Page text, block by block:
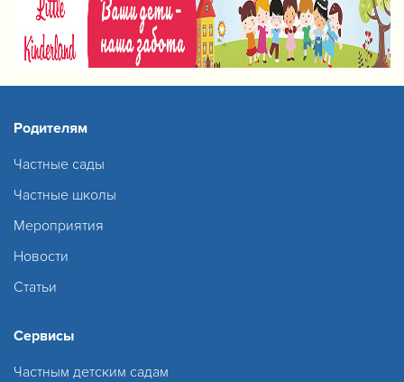
Родителям
Частные сады
Частные школы
Мероприятия
Новости
Статьи
Сервисы
Частным детским садам